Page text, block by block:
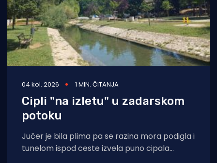
04 kol. 2026 1 MIN. ČITANJA
Cipli "na izletu" u zadarskom
potoku
Jučer je bila plima pa se razina mora podigla i
tunelom ispod ceste izvela puno cipala